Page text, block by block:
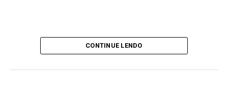
CONTINUE LENDO